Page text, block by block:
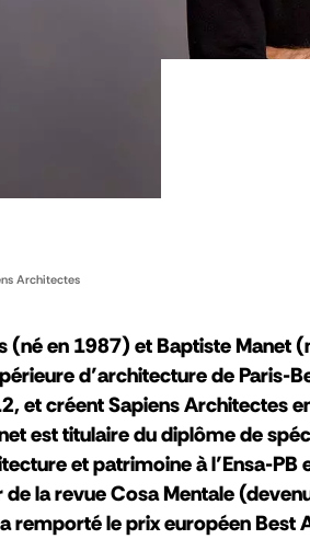
Architectes
(né en 1987) et Baptiste Manet
d’architecture de Paris-
et créent Sapiens Architectes
est titulaire du diplôme de
et patrimoine à l’Ensa-PB
la revue Cosa Mentale
remporté le prix européen Best